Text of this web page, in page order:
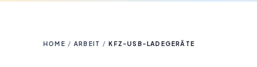
HOME / ARBEIT / KFZ-USB-LADEGERÄTE